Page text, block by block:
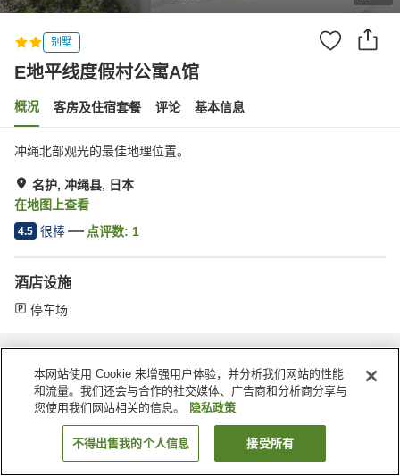
别墅
E地平线度假村公寓A馆
概况 客房及住宿套餐 评论 基本信息
冲绳北部观光的最佳地理位置。
名护, 冲绳县, 日本
在地图上查看
4.5 很棒 点评数: 1
酒店设施
停车场
搜索客房
本网站使用 Cookie 来增强用户体验，并分析我们网站的性能
和流量。我们还会与合作的社交媒体、广告商和分析商分享与
您使用我们网站相关的信息。
隐私政策
不得出售我的个人信息 接受所有